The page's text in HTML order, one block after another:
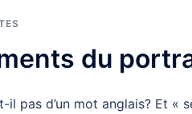
du
il pas d’un mot anglais? Et «